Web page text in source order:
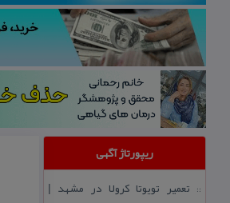
ریپورتاژ آگهی
:: تعمیر تویوتا كرولا در مشهد |